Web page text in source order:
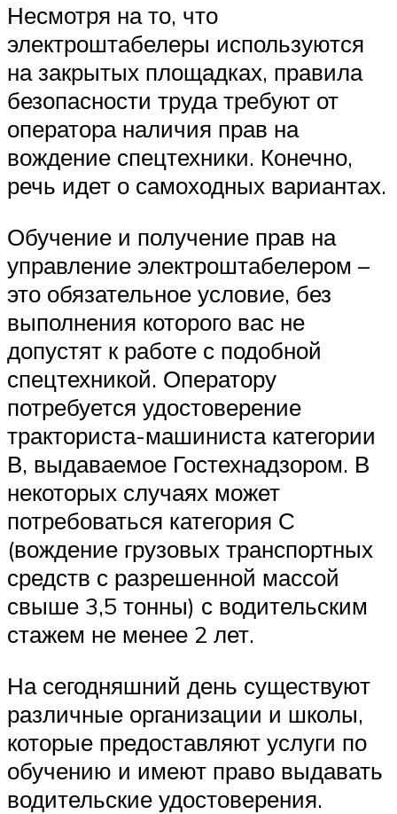
Несмотря на то, что
электроштабелеры используются
на закрытых площадках, правила
безопасности труда требуют от
оператора наличия прав на
вождение спецтехники. Конечно,
речь идет о самоходных вариантах.
Обучение и получение прав на
управление электроштабелером –
это обязательное условие, без
выполнения которого вас не
допустят к работе с подобной
спецтехникой. Оператору
потребуется удостоверение
тракториста-машиниста категории
В, выдаваемое Гостехнадзором. В
некоторых случаях может
потребоваться категория С
(вождение грузовых транспортных
средств с разрешенной массой
свыше 3,5 тонны) с водительским
стажем не менее 2 лет.
На сегодняшний день существуют
различные организации и школы,
которые предоставляют услуги по
обучению и имеют право выдавать
водительские удостоверения.